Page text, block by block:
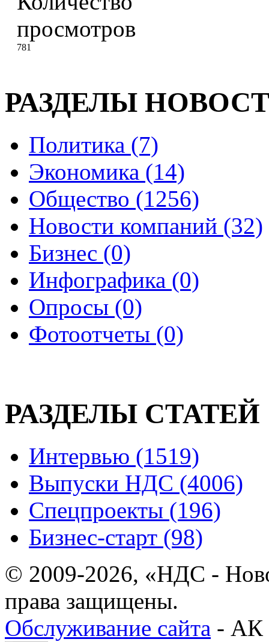
781
РАЗДЕЛЫ
Политика (7)
Экономика (14)
Общество (1256)
Новости компаний (32)
Бизнес (0)
Инфографика (0)
Опросы (0)
Фотоотчеты (0)
РАЗДЕЛЫ СТАТЕЙ
Интервью (1519)
Выпуски НДС (4006)
Спецпроекты (196)
Бизнес-старт (98)
© 2009-2026, «НДС -
права защищены.
Обслуживание сайта - АК